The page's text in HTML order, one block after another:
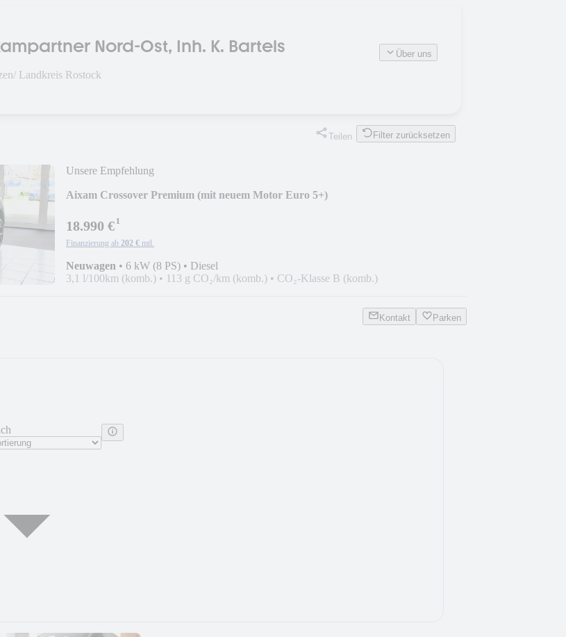
Nord-Ost, Inh. K. Bartels
Landkreis Rostock
Über uns
Teilen Filter zurücksetzen
Unsere Empfehlung
Aixam Crossover Premium (mit neuem Motor Euro 5+)
18.990 €¹
Finanzierung ab 202 € mtl.
Neuwagen • 6 kW (8 PS) • Diesel
3,1 l/100km (komb.) • 113 g CO₂/km (komb.) • CO₂-Klasse B (komb.)
Kontakt Parken